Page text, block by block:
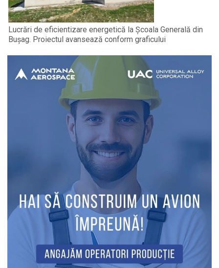
Lucrări de eficientizare energetică la Școala Generală din
Bușag. Proiectul avansează conform graficului